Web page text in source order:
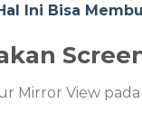
Ini Bisa
Mirror View